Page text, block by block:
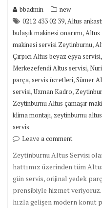
bbadmin
new
0212 433 02 39,Altus
bulaşık makinesi onarımı,Altus
makinesi servisi Zeytinburnu,
Çırpıcı Altus beyaz eşya servisi,
Merkezefendi Altus servisi,
parça,servis ücretleri,Sümer
servisi,Uzman Kadro,
Zeytinburnu Altus çamaşır
klima montajı, zeytinburnu
servis
Leave a comment
Zeytinburnu Altus Servisi
hattımız üzerinden tüm
gün servis, orijinal yedek
prensibiyle hizmet veriyoruz.
hızla gelişen modern konut